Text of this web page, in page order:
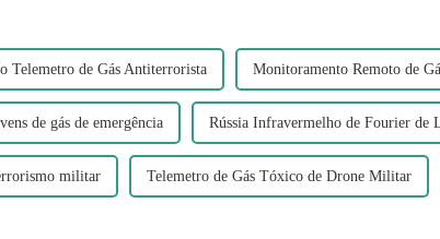
Telemetro de Gás Antiterrorista Monitoramento Remoto de
de gás de emergência Rússia Infravermelho de Fourier de
militar Telemetro de Gás Tóxico de Drone Militar